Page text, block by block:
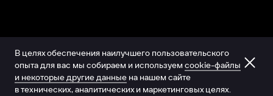
В целях обеспечения наилучшего пользовательского
опыта для вас мы собираем и используем cookie-файлы
и некоторые другие данные на нашем сайте
в технических, аналитических и маркетинговых целях.